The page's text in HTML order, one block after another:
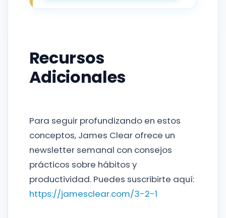
Recursos
Adicionales
Para seguir profundizando en estos
conceptos, James Clear ofrece un
newsletter semanal con consejos
prácticos sobre hábitos y
productividad. Puedes suscribirte aquí:
https://jamesclear.com/3-2-1